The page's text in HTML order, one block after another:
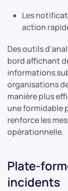
Les
action
Des outils
bord affichant
informations
organisations
manière plus
une formidable
renforce les
opérationnelle.
Plate-
incidents